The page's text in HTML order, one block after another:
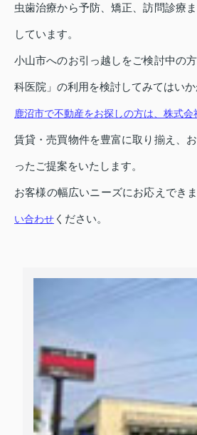
虫歯治療から予防、矯正、訪問診療
しています。
小山市へのお引っ越しをご検討中の
科医院」の利用を検討してみてはいか
鹿沼市で不動産をお探しの方は、株式会
賃貸・売買物件を豊富に取り揃え、
ったご提案をいたします。
お客様の幅広いニーズにお応えでき
い合わせ ください。